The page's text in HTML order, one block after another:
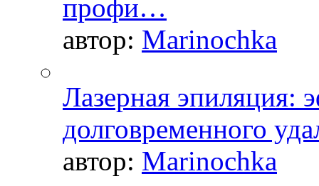
профи…
автор: Marinochka
Лазерная эпиляция:
долговременного
автор: Marinochka